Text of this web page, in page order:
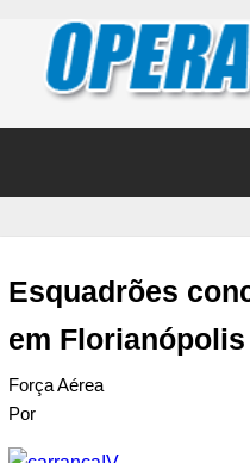
Esquadrões
em Florianópolis
Força Aérea
Por